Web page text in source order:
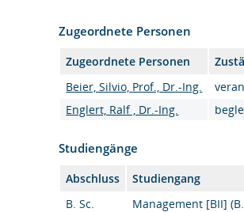
Zugeordnete Personen
Zugeordnete Personen
Beier, Silvio, Prof., Dr.-Ing.
Englert, Ralf , Dr.-Ing.
Studiengänge
Abschluss
Studiengang
B. Sc.
Management [BII]